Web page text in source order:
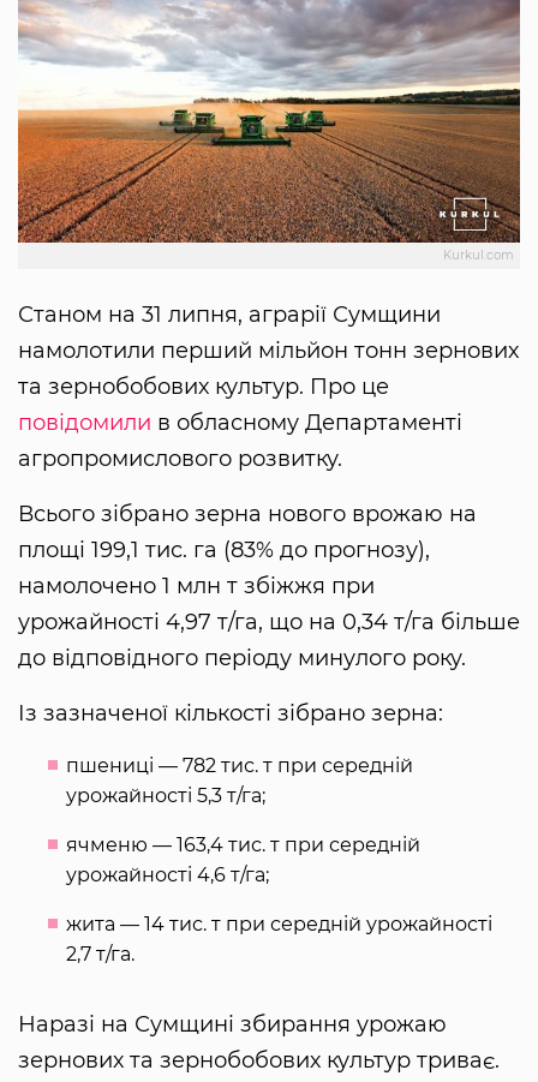
Kurkul.com
Станом на 31 липня, аграрії Сумщини
намолотили перший мільйон тонн зернових
та зернобобових культур. Про це
повідомили в обласному Департаменті
агропромислового розвитку.
Всього зібрано зерна нового врожаю на
площі 199,1 тис. га (83% до прогнозу),
намолочено 1 млн т збіжжя при
урожайності 4,97 т/га, що на 0,34 т/га більше
до відповідного періоду минулого року.
Із зазначеної кількості зібрано зерна:
пшениці — 782 тис. т при середній
урожайності 5,3 т/га;
ячменю — 163,4 тис. т при середній
урожайності 4,6 т/га;
жита — 14 тис. т при середній урожайності
2,7 т/га.
Наразі на Сумщині збирання урожаю
зернових та зернобобових культур триває.